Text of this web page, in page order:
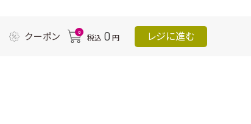
クーポン 0
税込 0 円 レジに進む